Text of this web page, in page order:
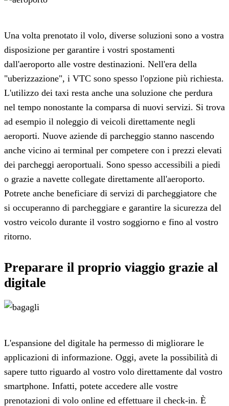
Una volta prenotato il volo, diverse soluzioni sono a vostra
disposizione per garantire i vostri spostamenti
dall'aeroporto alle vostre destinazioni. Nell'era della
"uberizzazione", i VTC sono spesso l'opzione più richiesta.
L'utilizzo dei taxi resta anche una soluzione che perdura
nel tempo nonostante la comparsa di nuovi servizi. Si trova
ad esempio il noleggio di veicoli direttamente negli
aeroporti. Nuove aziende di parcheggio stanno nascendo
anche vicino ai terminal per competere con i prezzi elevati
dei parcheggi aeroportuali. Sono spesso accessibili a piedi
o grazie a navette collegate direttamente all'aeroporto.
Potrete anche beneficiare di servizi di parcheggiatore che
si occuperanno di parcheggiare e garantire la sicurezza del
vostro veicolo durante il vostro soggiorno e fino al vostro
ritorno.
Preparare il proprio viaggio grazie al
digitale
L'espansione del digitale ha permesso di migliorare le
applicazioni di informazione. Oggi, avete la possibilità di
sapere tutto riguardo al vostro volo direttamente dal vostro
smartphone. Infatti, potete accedere alle vostre
prenotazioni di volo online ed effettuare il check-in. È